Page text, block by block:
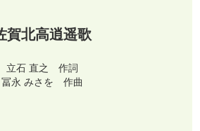
賀北高逍遥歌
立石 直之 作詞
冨永 みさを 作曲